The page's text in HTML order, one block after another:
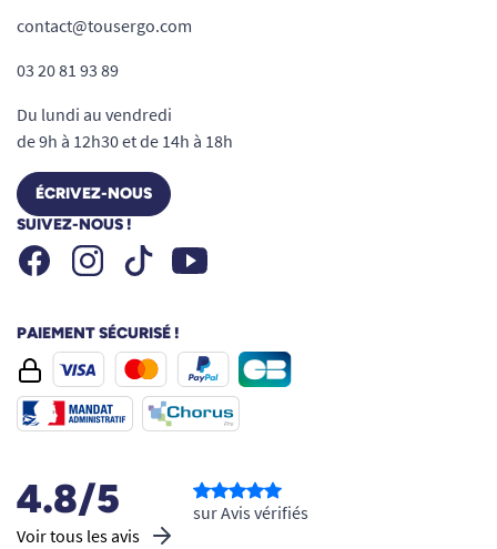
contact@tousergo.com
03 20 81 93 89
Du lundi au vendredi
de 9h à 12h30 et de 14h à 18h
ÉCRIVEZ-NOUS
SUIVEZ-NOUS !
FacebookInstagramTiktok Youtube
PAIEMENT SÉCURISÉ !
4.8/5
Voir tous les avis
sur Avis vérifiés